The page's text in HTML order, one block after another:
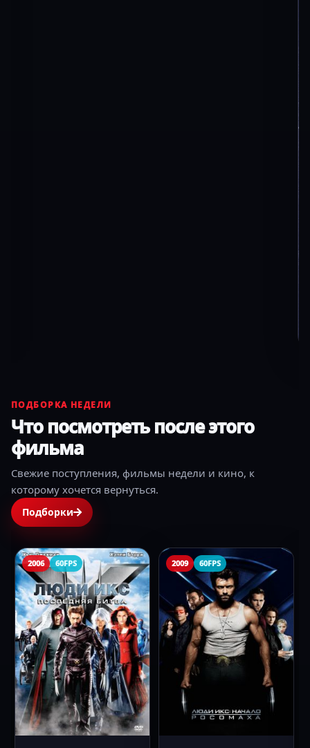
ПОДБОРКА НЕДЕЛИ
Что посмотреть после этого
фильма
Свежие поступления, фильмы недели и кино, к
которому хочется вернуться.
Подборки
2006 60FPS 2009 60FPS